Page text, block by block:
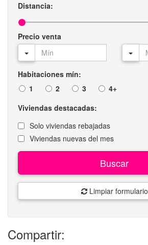
Distancia:
Precio venta
Habitaciones mín:
1
2 3 4+
Viviendas destacadas:
Solo viviendas rebajadas
Viviendas nuevas del mes
Buscar
Limpiar formulario
Compartir: